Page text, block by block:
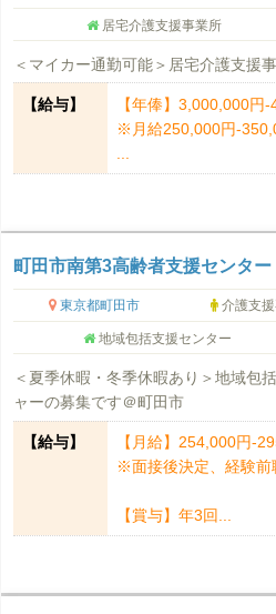
居宅介護支援事業所
＜マイカー通勤可能＞居宅介護支援
【給与】
【年俸】3,000,000円
※月給250,000円-
町田市南第3高齢者支援センター
東京都町田市 介護支
地域包括支援センター
＜夏季休暇・冬季休暇あり＞地域包
ャーの募集です＠町田市
【給与】
【月給】254,000円
※面接後決定、経験前
【賞与】年3回...